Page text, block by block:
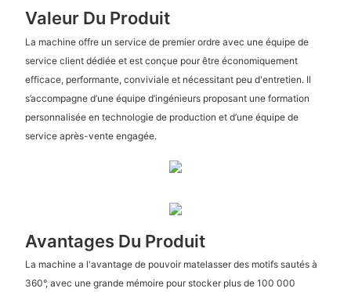
Valeur Du Produit
La machine offre un service de premier ordre avec une équipe de
service client dédiée et est conçue pour être économiquement
efficace, performante, conviviale et nécessitant peu d'entretien. Il
s’accompagne d’une équipe d’ingénieurs proposant une formation
personnalisée en technologie de production et d’une équipe de
service après-vente engagée.
Avantages Du Produit
La machine a l'avantage de pouvoir matelasser des motifs sautés à
360°, avec une grande mémoire pour stocker plus de 100 000